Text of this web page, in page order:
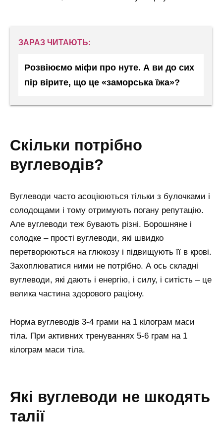
ЗАРАЗ ЧИТАЮТЬ:
Розвіюємо міфи про нуте. А ви до сих
пір вірите, що це «заморська їжа»?
скільки потрібно
вуглеводів?
Вуглеводи часто асоціюються тільки з булочками і
солодощами і тому отримують погану репутацію.
Але вуглеводи теж бувають різні. Борошняне і
солодке – прості вуглеводи, які швидко
перетворюються на глюкозу і підвищують її в крові.
Захоплюватися ними не потрібно. А ось складні
вуглеводи, які дають і енергію, і силу, і ситість – це
велика частина здорового раціону.
Норма вуглеводів 3-4 грами на 1 кілограм маси
тіла. При активних тренуваннях 5-6 грам на 1
кілограм маси тіла.
які вуглеводи не шкодять
талії